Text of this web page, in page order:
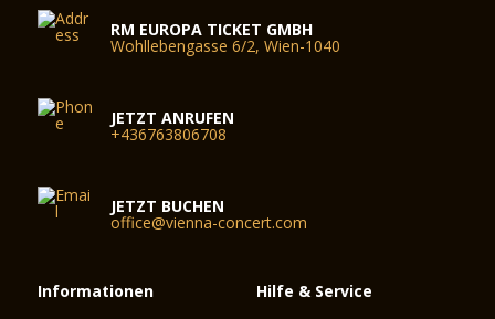
RM EUROPA TICKET GMBH
Wohllebengasse 6/2, Wien-1040
JETZT ANRUFEN
+436763806708
JETZT BUCHEN
office@vienna-concert.com
Informationen Hilfe & Service